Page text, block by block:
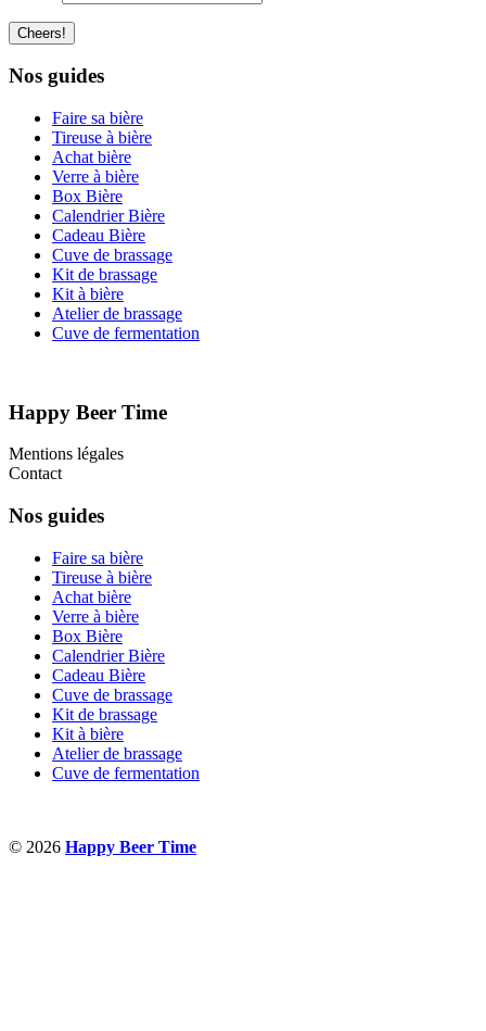
Nos guides
Faire sa bière
Tireuse à bière
Achat bière
Verre à bière
Box Bière
Calendrier Bière
Cadeau Bière
Cuve de brassage
Kit de brassage
Kit à bière
Atelier de brassage
Cuve de fermentation
Happy Beer Time
Mentions légales
Contact
Nos guides
Faire sa bière
Tireuse à bière
Achat bière
Verre à bière
Box Bière
Calendrier Bière
Cadeau Bière
Cuve de brassage
Kit de brassage
Kit à bière
Atelier de brassage
Cuve de fermentation
© 2026 Happy Beer Time